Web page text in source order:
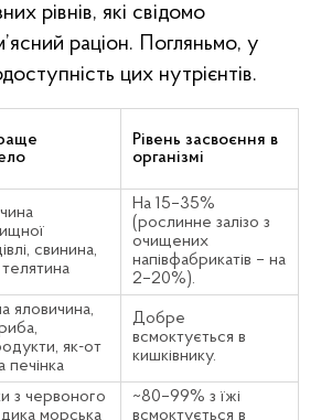
рівнів, які свідомо
раціон. Погляньмо, у
цих нутрієнтів.
Рівень засвоєння в
організмі
свинина,
телятина
На 15–35%
(рослинне залізо з
очищених
напівфабрикатів – на
2–20%).
яловичина,
як-от
печінка
Добре
всмоктується в
кишківнику.
з червоного
дика морська
~80–99% з їжі
всмоктується в